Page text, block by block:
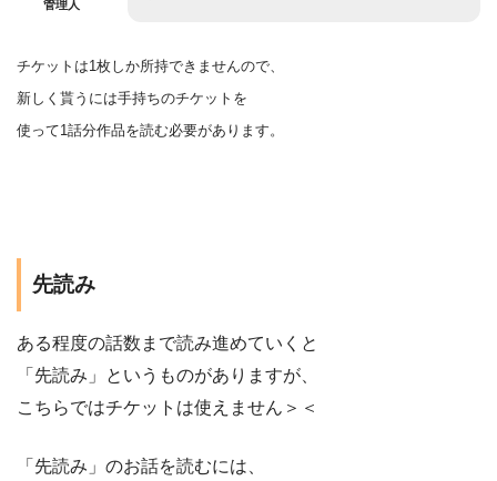
管理人
チケットは1枚しか所持できませんので、
新しく貰うには手持ちのチケットを
使って1話分作品を読む必要があります。
先読み
ある程度の話数まで読み進めていくと
「先読み」というものがありますが、
こちらではチケットは使えません＞＜
「先読み」のお話を読むには、